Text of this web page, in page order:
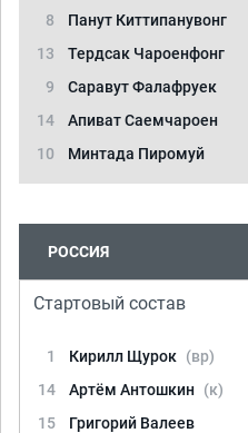
8
Панут Киттипанувонг
13
Тердсак Чароенфонг
9
Саравут Фалафруек
14
Апиват Саемчароен
10
Минтада Пиромуй
РОССИЯ
Стартовый состав
1 Кирилл Щурок (вр)
14
Артём Антошкин (к)
15
Григорий Валеев